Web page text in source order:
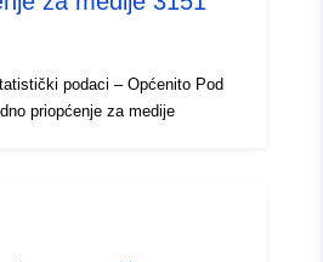
Dodano u data.europa.eu:
2024
podaci – Općenito Pod
priopćenje za medije